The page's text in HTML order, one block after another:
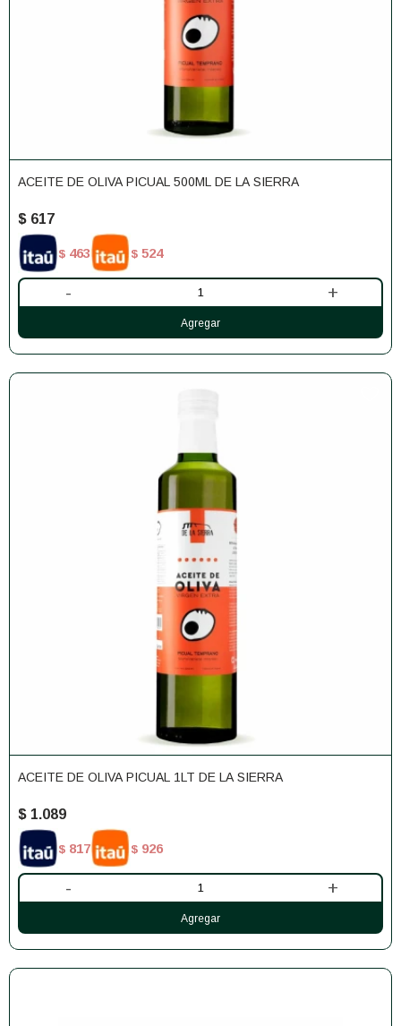
ACEITE DE OLIVA PICUAL 500ML DE LA SIERRA
$ 617
$ 463 $ 524
- +
ACEITE DE OLIVA PICUAL 1LT DE LA SIERRA
$ 1.089
$ 817 $ 926
- +